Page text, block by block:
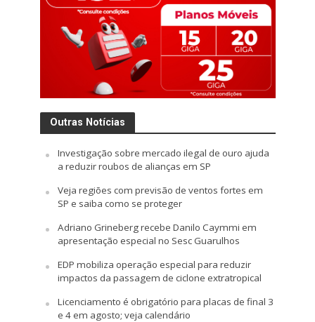
Outras Notícias
Investigação sobre mercado ilegal de ouro ajuda
a reduzir roubos de alianças em SP
Veja regiões com previsão de ventos fortes em
SP e saiba como se proteger
Adriano Grineberg recebe Danilo Caymmi em
apresentação especial no Sesc Guarulhos
EDP mobiliza operação especial para reduzir
impactos da passagem de ciclone extratropical
Licenciamento é obrigatório para placas de final 3
e 4 em agosto; veja calendário